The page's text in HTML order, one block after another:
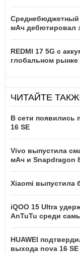
Среднебюджетный
мАч дебютировал
REDMI 17 5G c
глобальном рынке
ЧИТАЙТЕ
В сети появились
16 SE
Vivo выпустила
мАч и Snapdragon
Xiaomi выпустила
iQOO 15 Ultra
AnTuTu среди
HUAWEI
выхода nova 16 SE